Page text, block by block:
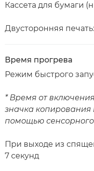
Кассета для бумаги
Двусторонняя печать:
Время прогрева
Режим быстрого
* Время от
значка копирования
помощью
При выходе из
7 секунд